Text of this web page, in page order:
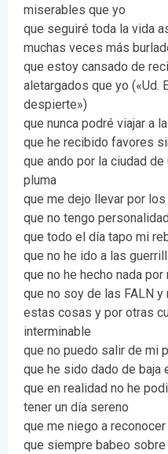
miserables que yo
que seguiré toda la vida
muchas veces más
que estoy cansado de
aletargados que yo («Ud.
despierte»)
que nunca podré viajar a
que he recibido favores
que ando por la ciudad
pluma
que me dejo llevar por
que no tengo
que todo el día tapo mi
que no he ido a las
que no he hecho nada por
que no soy de las FALN
estas cosas y por otras
interminable
que no puedo salir de mi
que he sido dado de baja
que en realidad no he
tener un día sereno
que me niego a
que siempre babeo